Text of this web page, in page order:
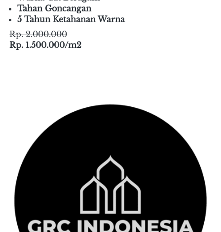
15% silikon.
Lapisan Anti Karat
Warna Cat Beragam
Tahan Goncangan
5 Tahun Ketahanan Warna